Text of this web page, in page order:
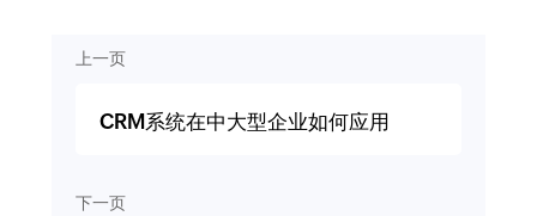
上一页
CRM系统在中大型企业如何应用
下一页